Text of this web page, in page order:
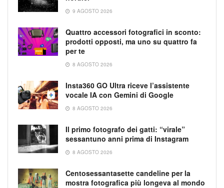
9 AGOSTO 2026
Quattro accessori fotografici in sconto:
prodotti opposti, ma uno su quattro fa
per te
8 AGOSTO 2026
Insta360 GO Ultra riceve l’assistente
vocale IA con Gemini di Google
8 AGOSTO 2026
Il primo fotografo dei gatti: “virale”
sessantuno anni prima di Instagram
8 AGOSTO 2026
Centosessantasette candeline per la
mostra fotografica più longeva al mondo